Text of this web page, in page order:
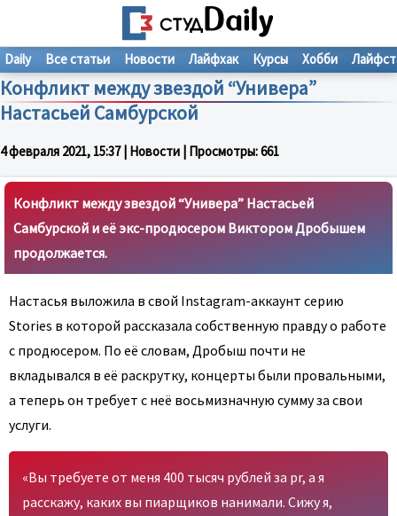
Конфликт между звездой “Универа”
Настасьей Самбурской
4 февраля 2021, 15:37| Новости | Просмотры:661
Daily Все статьи Новости Лайфхак Курсы Хобби
Конфликт между звездой “Универа” Настасьей
Самбурской и её экс-продюсером Виктором Дробышем
продолжается.
Настасья выложила в свой Instagram-аккаунт серию
Stories в которой рассказала собственную правду о работе
с продюсером. По её словам, Дробыш почти не
вкладывался в её раскрутку, концерты были провальными,
а теперь он требует с неё восьмизначную сумму за свои
услуги.
«Вы требуете от меня 400 тысяч рублей за pr, а я
расскажу, каких вы пиарщиков нанимали. Сижу я,